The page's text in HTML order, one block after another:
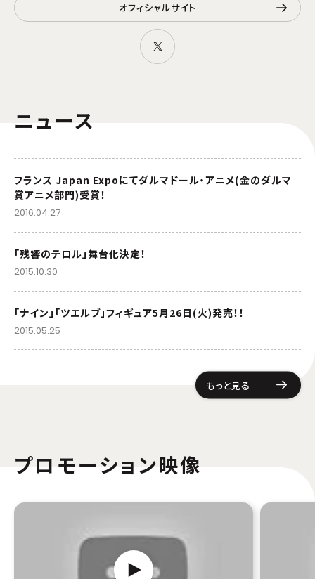
オフィシャルサイト
ニュース
フランス Japan Expoにてダルマドール・アニメ(金のダルマ
賞アニメ部門)受賞！
2016.04.27
「残響のテロル」舞台化決定！
2015.10.30
「ナイン」「ツエルブ」フィギュア5月26日(火)発売！！
2015.05.25
もっと見る
プロモーション映像